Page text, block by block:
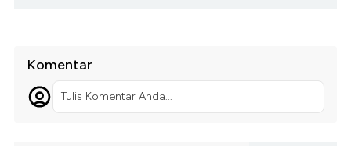
Komentar
Tulis Komentar Anda...